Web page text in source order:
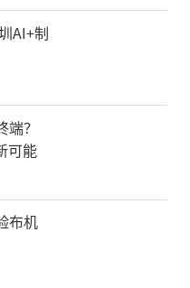
AI+制
？
可能
布机